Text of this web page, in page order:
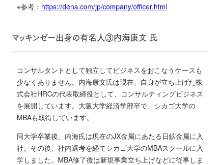
※参考： https://dena.com/jp/company/officer.html
マッキンゼー出身の有名人③内海康文 氏
コンサルタントとして独立してビジネスをおこなうケースも
少なくありません。内海康文氏は現在、自身が立ち上げた株
式会社HRCの代表取締役として、コンサルティングビジネス
を展開しています。大阪大学経済学部卒で、シカゴ大学の
MBAも取得しています。
同大学卒業後、内海氏は現在のJX金属にあたる日鉱金属に入
社。その後、社内選考を経てシカゴ大学のMBAスクールに入
学しました。MBA修了後は新規事業立ち上げなどに従事しま